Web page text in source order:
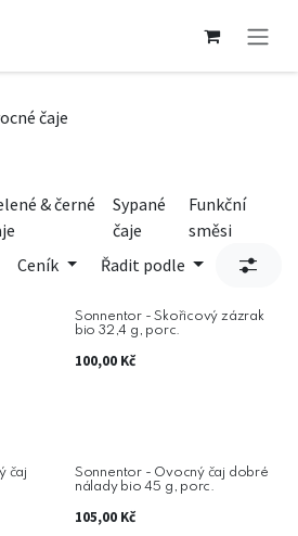
čaje
& černé
Sypané
čaje
Funkční
směsi
Ceník
Řadit podle
Sonnentor - Skořicový zázrak
bio 32,4 g, porc.
100,00Kč
čaj
Sonnentor - Ovocný čaj dobré
nálady bio 45 g, porc.
105,00Kč